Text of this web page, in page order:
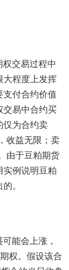
交易过程中
大程度上发挥
支付合约价值
交易中合约买
仅为合约卖
收益无限；卖
由于豆粕期货
实例说明豆粕
。
能会上涨，
权。假设该合